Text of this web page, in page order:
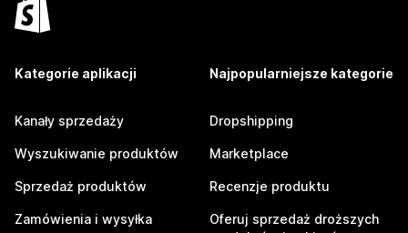
Kategorie aplikacji
Kanały sprzedaży
Wyszukiwanie produktów
Sprzedaż produktów
Zamówienia i wysyłka
Najpopularniejsze kategorie
Dropshipping
Marketplace
Recenzje produktu
Oferuj sprzedaż droższych